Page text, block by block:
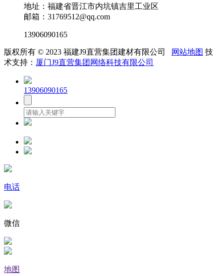
地址：福建省晋江市内坑镇吉里工业区
邮箱：31769512@qq.com
13906090165
版权所有 © 2023 福建J9直营集团建材有限公司 网站地图 技
术支持： 厦门J9直营集团网络科技有限公司
13906090165
电话
微信
地图